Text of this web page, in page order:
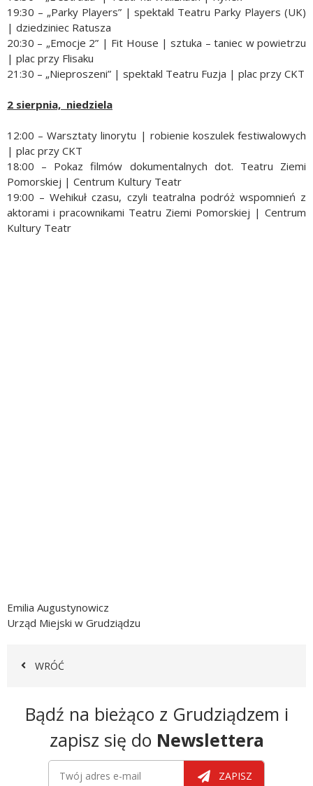
19:30 – „Parky Players” | spektakl Teatru Parky Players (UK)
| dziedziniec Ratusza
20:30 – „Emocje 2” | Fit House | sztuka – taniec w powietrzu
| plac przy Flisaku
21:30 – „Nieproszeni” | spektakl Teatru Fuzja | plac przy CKT
2 sierpnia, niedziela
12:00 – Warsztaty linorytu | robienie koszulek festiwalowych
| plac przy CKT
18:00 – Pokaz filmów dokumentalnych dot. Teatru Ziemi
Pomorskiej | Centrum Kultury Teatr
19:00 – Wehikuł czasu, czyli teatralna podróż wspomnień z
aktorami i pracownikami Teatru Ziemi Pomorskiej | Centrum
Kultury Teatr
Emilia Augustynowicz
Urząd Miejski w Grudziądzu
WRÓĆ
Newsletter
Bądź na bieżąco z Grudziądzem i
zapisz się do Newslettera
Newsletter
Twój adres e-mail
ZAPISZ